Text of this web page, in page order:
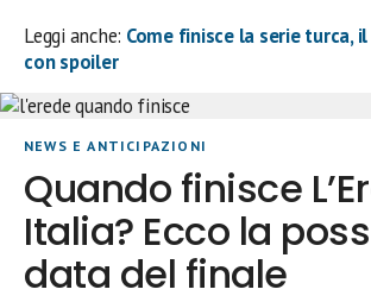
Leggi anche: Come finisce la serie turca,
con spoiler
NEWS E ANTICIPAZIONI
Quando finisce
Italia? Ecco la
data del finale